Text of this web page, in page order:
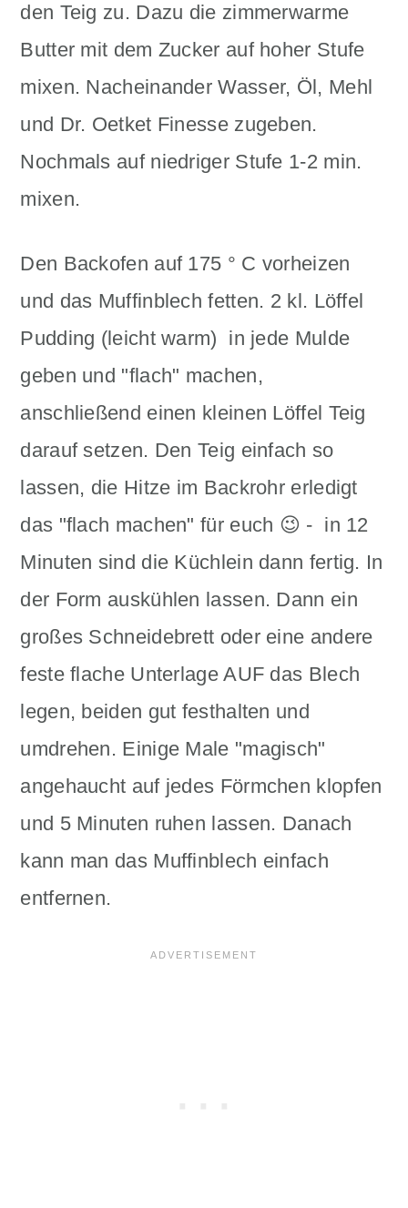
den Teig zu. Dazu die zimmerwarme
Butter mit dem Zucker auf hoher Stufe
mixen. Nacheinander Wasser, Öl, Mehl
und Dr. Oetket Finesse zugeben.
Nochmals auf niedriger Stufe 1-2 min.
mixen.
Den Backofen auf 175 ° C vorheizen
und das Muffinblech fetten. 2 kl. Löffel
Pudding (leicht warm) in jede Mulde
geben und "flach" machen,
anschließend einen kleinen Löffel Teig
darauf setzen. Den Teig einfach so
lassen, die Hitze im Backrohr erledigt
das "flach machen" für euch 😉 - in 12
Minuten sind die Küchlein dann fertig. In
der Form auskühlen lassen. Dann ein
großes Schneidebrett oder eine andere
feste flache Unterlage AUF das Blech
legen, beiden gut festhalten und
umdrehen. Einige Male "magisch"
angehaucht auf jedes Förmchen klopfen
und 5 Minuten ruhen lassen. Danach
kann man das Muffinblech einfach
entfernen.